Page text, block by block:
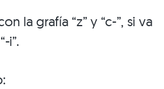
la grafía “z” y “c-”, si va
i”.